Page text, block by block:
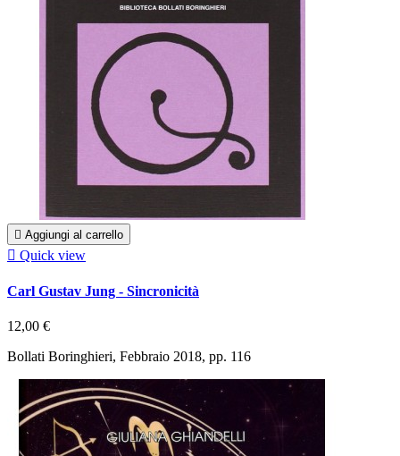
 Aggiungi al carrello
 Quick view
Carl Gustav Jung - Sincronicità
12,00 €
Bollati Boringhieri, Febbraio 2018, pp. 116